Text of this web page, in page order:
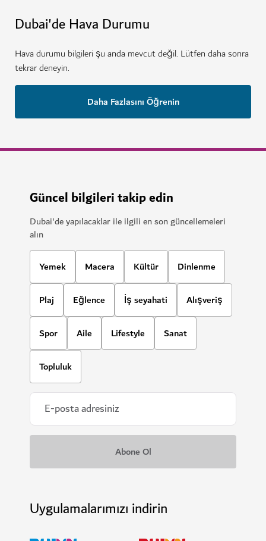
Dubai'de Hava Durumu
Hava durumu bilgileri şu anda mevcut değil. Lütfen daha sonra
tekrar deneyin.
Daha Fazlasını Öğrenin
Güncel bilgileri takip edin
Dubai'de yapılacaklar ile ilgili en son güncellemeleri
alın
Yemek Macera Kültür Dinlenme
Plaj Eğlence İş seyahati Alışveriş
Spor Aile Lifestyle Sanat
Topluluk
Uygulamalarımızı indirin